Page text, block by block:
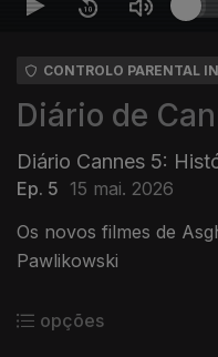
CONTROLO PARENTAL
Diário de
Diário Cannes 5:
Ep. 5 15 mai. 2026
Os novos filmes de
Pawlikowski
opções